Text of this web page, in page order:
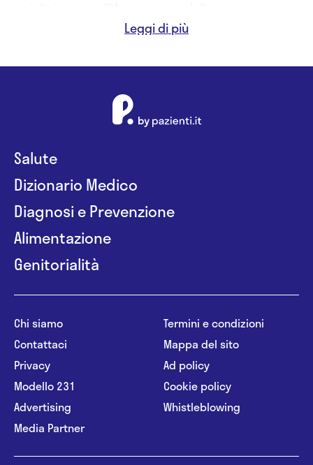
comunicativa in soggetti con trauma cranio
Salute
Dizionario Medico
Diagnosi e Prevenzione
Alimentazione
Genitorialità
Chi siamo
Contattaci
Privacy
Modello 231
Advertising
Media Partner
Termini e condizioni
Mappa del sito
Ad policy
Cookie policy
Whistleblowing